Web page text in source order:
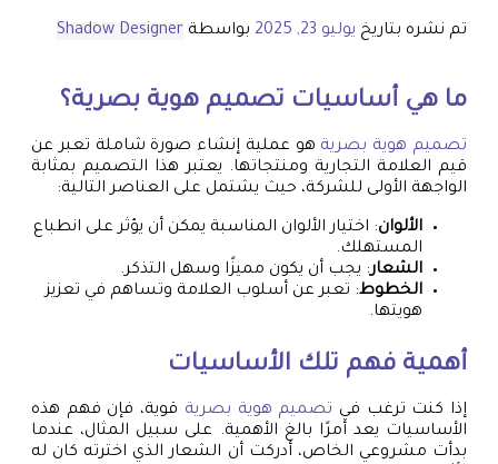
تم نشره بتاريخ يوليو 23, 2025 بواسطة Shadow Designer
ما هي أساسيات تصميم هوية بصرية؟
تصميم هوية بصرية هو عملية إنشاء صورة شاملة تعبر عن
قيم العلامة التجارية ومنتجاتها. يعتبر هذا التصميم بمثابة
الواجهة الأولى للشركة، حيث يشتمل على العناصر التالية:
الألوان: اختيار الألوان المناسبة يمكن أن يؤثر على انطباع
المستهلك.
الشعار: يجب أن يكون مميزًا وسهل التذكر.
الخطوط: تعبر عن أسلوب العلامة وتساهم في تعزيز
هويتها.
أهمية فهم تلك الأساسيات
إذا كنت ترغب في تصميم هوية بصرية قوية، فإن فهم هذه
الأساسيات يعد أمرًا بالغ الأهمية. على سبيل المثال، عندما
بدأت مشروعي الخاص، أدركت أن الشعار الذي اخترته كان له